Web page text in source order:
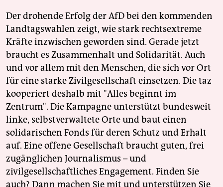
Der drohende Erfolg der AfD bei den kommenden
Landtagswahlen zeigt, wie stark rechtsextreme
Kräfte inzwischen geworden sind. Gerade jetzt
braucht es Zusammenhalt und Solidarität. Auch
und vor allem mit den Menschen, die sich vor Ort
für eine starke Zivilgesellschaft einsetzen. Die taz
kooperiert deshalb mit "Alles beginnt im
Zentrum". Die Kampagne unterstützt bundesweit
linke, selbstverwaltete Orte und baut einen
solidarischen Fonds für deren Schutz und Erhalt
auf. Eine offene Gesellschaft braucht guten, frei
zugänglichen Journalismus – und
zivilgesellschaftliches Engagement. Finden Sie
auch? Dann machen Sie mit und unterstützen Sie